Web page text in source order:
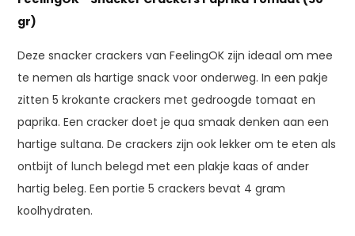
gr)
Deze snacker crackers van FeelingOK zijn ideaal om mee
te nemen als hartige snack voor onderweg. In een pakje
zitten 5 krokante crackers met gedroogde tomaat en
paprika. Een cracker doet je qua smaak denken aan een
hartige sultana. De crackers zijn ook lekker om te eten als
ontbijt of lunch belegd met een plakje kaas of ander
hartig beleg. Een portie 5 crackers bevat 4 gram
koolhydraten.